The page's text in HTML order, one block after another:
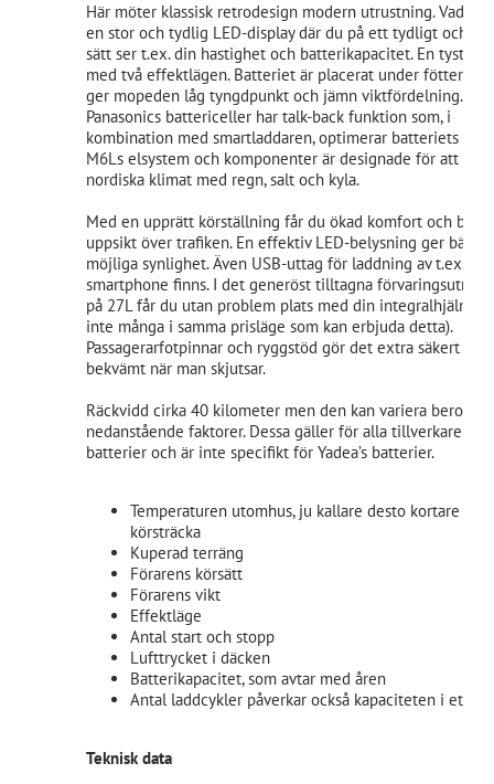
Här möter klassisk retrodesign modern utrustning. Vad
en stor och tydlig LED-display där du på ett tydligt och
sätt ser t.ex. din hastighet och batterikapacitet. En tyst
med två effektlägen. Batteriet är placerat under fötterna
ger mopeden låg tyngdpunkt och jämn viktfördelning.
Panasonics battericeller har talk-back funktion som, i
kombination med smartladdaren, optimerar batteriets
M6Ls elsystem och komponenter är designade för att
nordiska klimat med regn, salt och kyla.
Med en upprätt körställning får du ökad komfort och bra
uppsikt över trafiken. En effektiv LED-belysning ger bästa
möjliga synlighet. Även USB-uttag för laddning av t.ex.
smartphone finns. I det generöst tilltagna
på 27L får du utan problem plats med din integralhjälm
inte många i samma prisläge som kan erbjuda detta).
Passagerarfotpinnar och ryggstöd gör det extra säkert och
bekvämt när man skjutsar.
Räckvidd cirka 40 kilometer men den kan variera
nedanstående faktorer. Dessa gäller för alla tillverkare av
batterier och är inte specifikt för Yadea’s batterier.
Temperaturen utomhus, ju kallare desto kortare
körsträcka
Kuperad terräng
Förarens körsätt
Förarens vikt
Effektläge
Antal start och stopp
Lufttrycket i däcken
Batterikapacitet, som avtar med åren
Antal laddcykler påverkar också kapaciteten i ett
Teknisk data